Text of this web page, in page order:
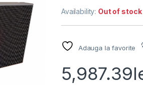
Availability: Out of stock
Adauga la favorite
5,987.39